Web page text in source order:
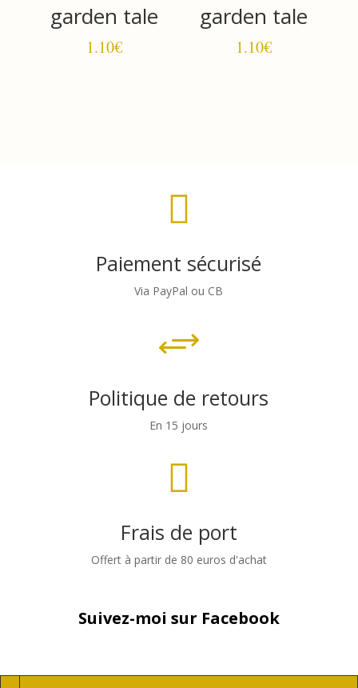
garden tale
1.10€
garden tale
1.10€

Paiement sécurisé
Via PayPal ou CB
+
Politique de retours
En 15 jours

Frais de port
Offert à partir de 80 euros d'achat
Suivez-moi sur Facebook